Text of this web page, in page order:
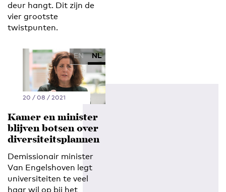
deur hangt. Dit zijn de
vier grootste
twistpunten.
EN NL
20 / 08 / 2021
Kamer en minister
blijven botsen over
diversiteitsplannen
Demissionair minister
Van Engelshoven legt
universiteiten te veel
haar wil op bij het